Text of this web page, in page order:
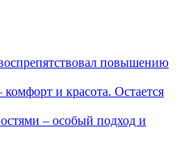
повышению
и красота. Остается
– особый подход и